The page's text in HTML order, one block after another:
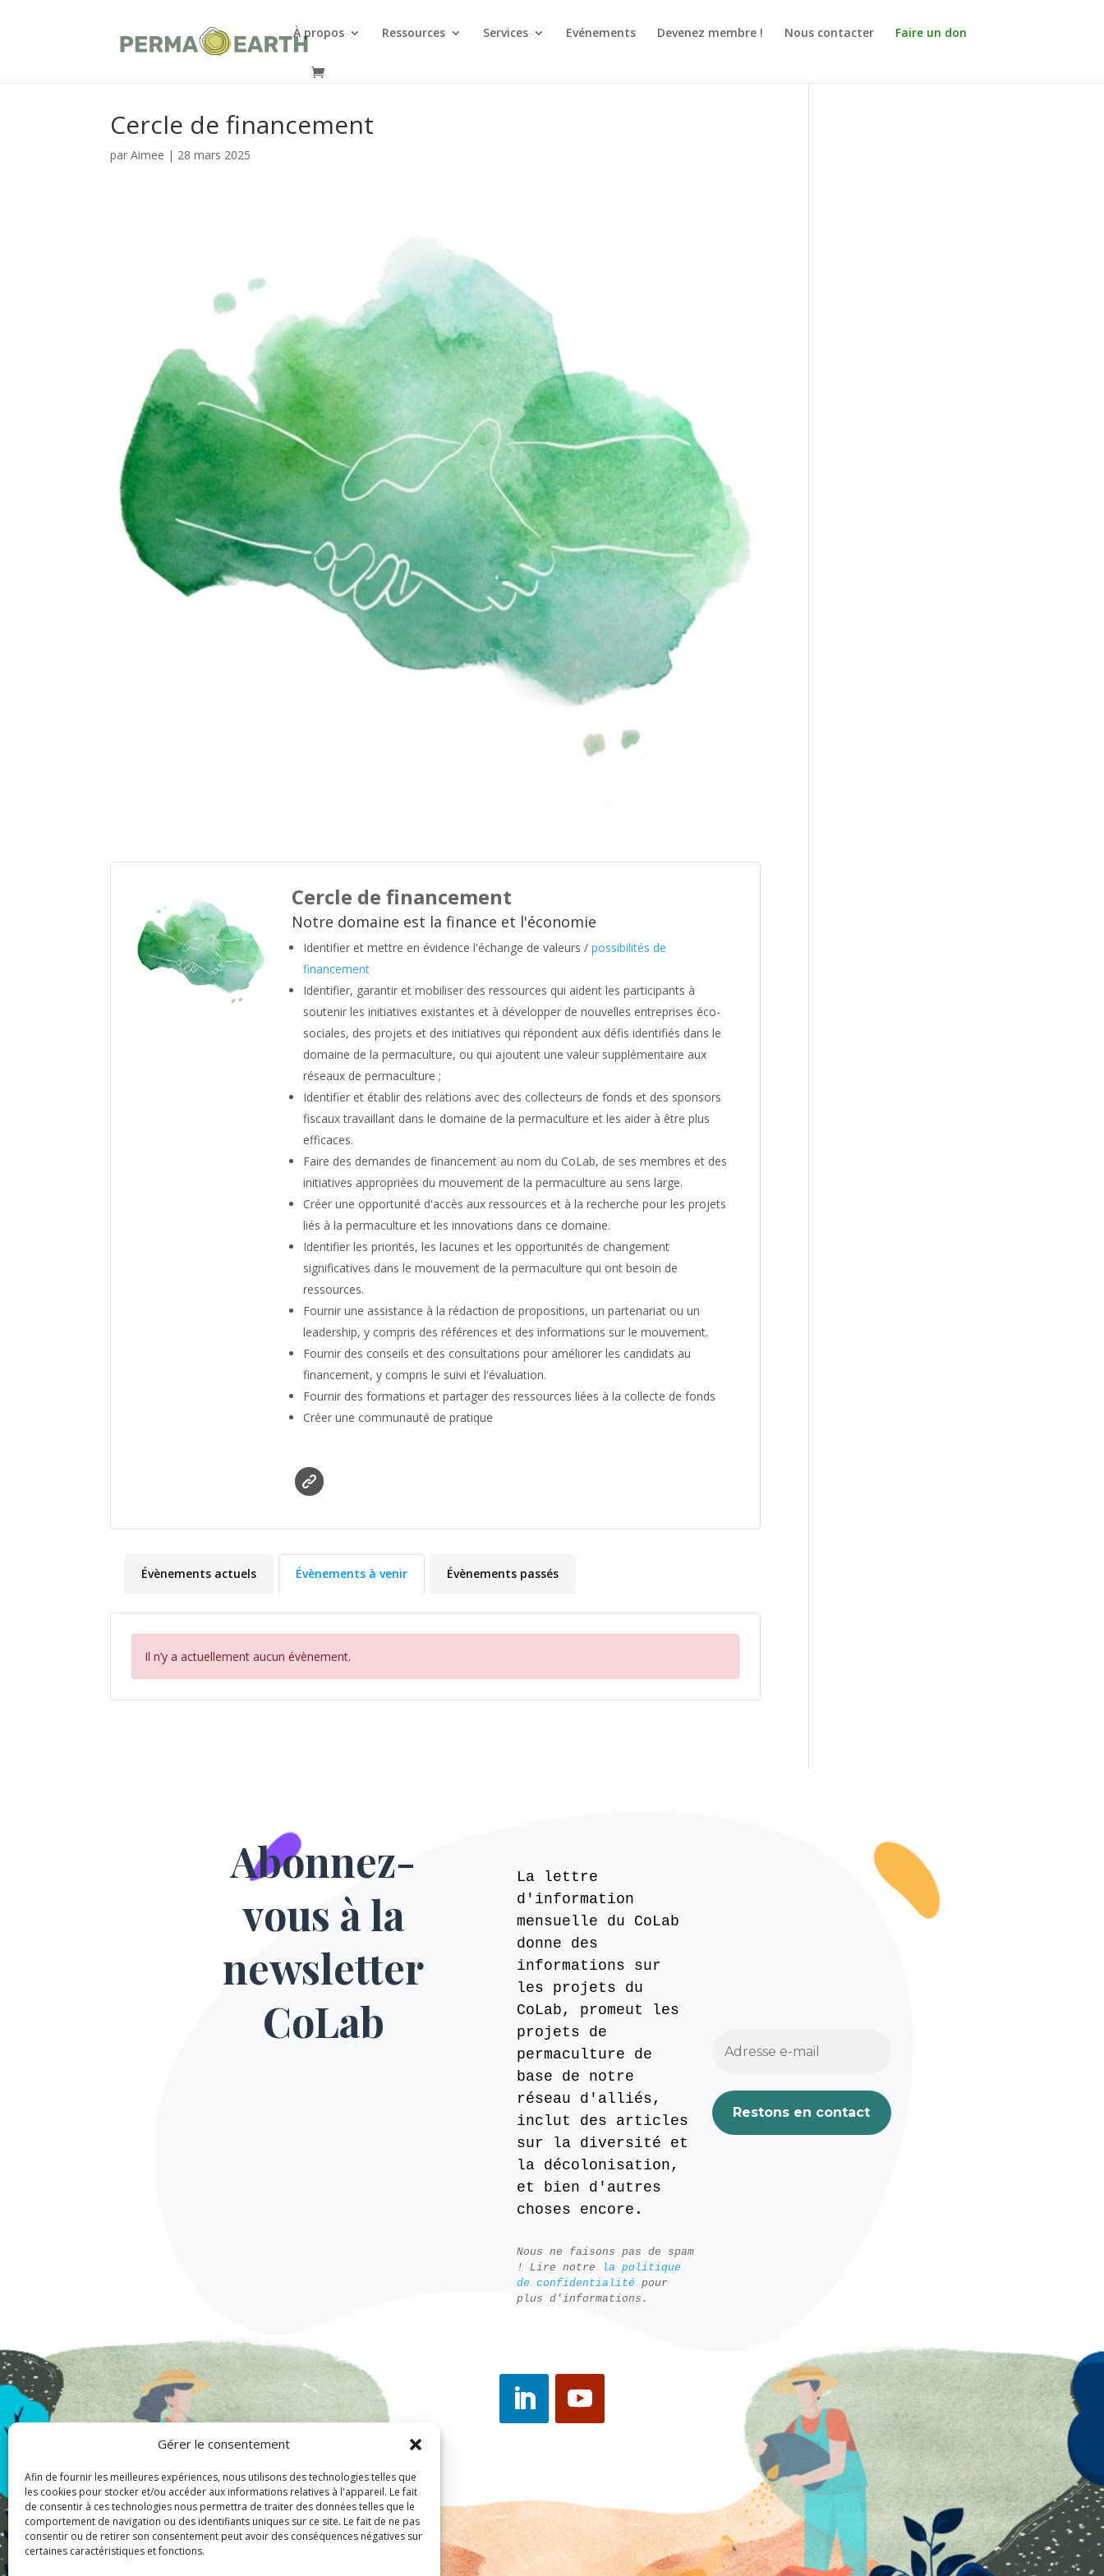
Gérer le consentement
Afin de fournir les meilleures expériences, nous utilisons des technologies telles que
les cookies pour stocker et/ou accéder aux informations relatives à l'appareil. Le fait
de consentir à ces technologies nous permettra de traiter des données telles que le
comportement de navigation ou des identifiants uniques sur ce site. Le fait de ne pas
consentir ou de retirer son consentement peut avoir des conséquences négatives sur
certaines caractéristiques et fonctions.
À propos Ressources Services Evénements Devenez membre ! Nous contacter Faire un don
Cercle de financement
parAimee | 28 mars 2025
Cercle de financement
Notre domaine est la finance et l'économie
Identifier et mettre en évidence l'échange de valeurs / possibilités de
financement
Identifier, garantir et mobiliser des ressources qui aident les participants à
soutenir les initiatives existantes et à développer de nouvelles entreprises éco-
sociales, des projets et des initiatives qui répondent aux défis identifiés dans le
domaine de la permaculture, ou qui ajoutent une valeur supplémentaire aux
réseaux de permaculture ;
Identifier et établir des relations avec des collecteurs de fonds et des sponsors
fiscaux travaillant dans le domaine de la permaculture et les aider à être plus
efficaces.
Faire des demandes de financement au nom du CoLab, de ses membres et des
initiatives appropriées du mouvement de la permaculture au sens large.
Créer une opportunité d'accès aux ressources et à la recherche pour les projets
liés à la permaculture et les innovations dans ce domaine.
Identifier les priorités, les lacunes et les opportunités de changement
significatives dans le mouvement de la permaculture qui ont besoin de
ressources.
Fournir une assistance à la rédaction de propositions, un partenariat ou un
leadership, y compris des références et des informations sur le mouvement.
Fournir des conseils et des consultations pour améliorer les candidats au
financement, y compris le suivi et l'évaluation.
Fournir des formations et partager des ressources liées à la collecte de fonds
Créer une communauté de pratique
Évènements actuels Évènements à venir Évènements passés
Il n’y a actuellement aucun évènement.
Abonnez-
vous à la
newsletter
CoLab
La lettre
d'information
mensuelle du CoLab
donne des
informations sur
les projets du
CoLab, promeut les
projets de
permaculture de
base de notre
réseau d'alliés,
inclut des articles
sur la diversité et
la décolonisation,
et bien d'autres
choses encore.
Nous ne faisons pas de spam
! Lire notre
la politique
de confidentialité pour
plus d'informations.